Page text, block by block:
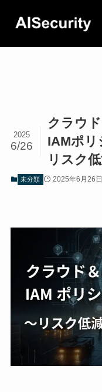
クラウ
IAMポリ
リスク
2025
6/26
未分類 2025年6月26日